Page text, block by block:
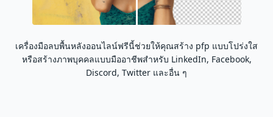
เครื่องมือลบพื้นหลังออนไลน์ฟรีนี้ช่วยให้คุณสร้าง pfp แบบโปร่งใส
หรือสร้างภาพบุคคลแบบมืออาชีพสำหรับ LinkedIn, Facebook,
Discord, Twitter และอื่น ๆ